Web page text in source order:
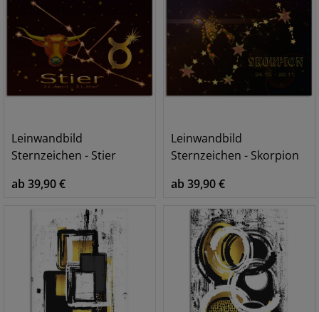
Leinwandbild
Sternzeichen - Stier
ab 39,90 €
Leinwandbild
Sternzeichen - Skorpion
ab 39,90 €